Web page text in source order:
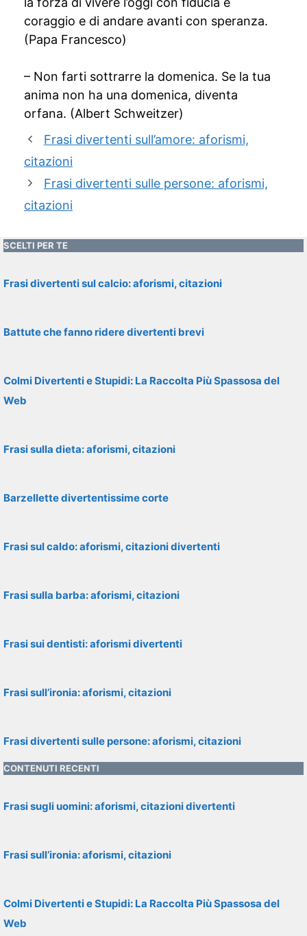
coraggio e di andare avanti con speranza.
(Papa Francesco)
– Non farti sottrarre la domenica. Se la tua
anima non ha una domenica, diventa
orfana. (Albert Schweitzer)
Frasi divertenti sull’amore: aforismi,
citazioni
Frasi divertenti sulle persone: aforismi,
citazioni
SCELTI PER TE
Frasi divertenti sul calcio: aforismi, citazioni
Battute che fanno ridere divertenti brevi
Colmi Divertenti e Stupidi: La Raccolta Più Spassosa del
Web
Frasi sulla dieta: aforismi, citazioni
Barzellette divertentissime corte
Frasi sul caldo: aforismi, citazioni divertenti
Frasi sulla barba: aforismi, citazioni
Frasi sui dentisti: aforismi divertenti
Frasi sull’ironia: aforismi, citazioni
Frasi divertenti sulle persone: aforismi, citazioni
CONTENUTI RECENTI
Frasi sugli uomini: aforismi, citazioni divertenti
Frasi sull’ironia: aforismi, citazioni
Colmi Divertenti e Stupidi: La Raccolta Più Spassosa del
Web